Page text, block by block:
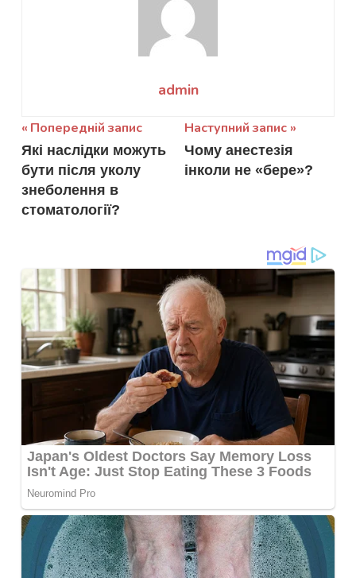
admin
Навігація
записів
Попередній запис
Які наслідки можуть
бути після уколу
знеболення в
стоматології?
Наступний запис
Чому анестезія
інколи не «бере»?